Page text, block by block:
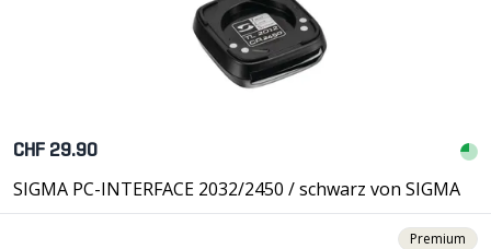
CHF 29.90
SIGMA PC-INTERFACE 2032/2450 / schwarz von SIGMA
Premium